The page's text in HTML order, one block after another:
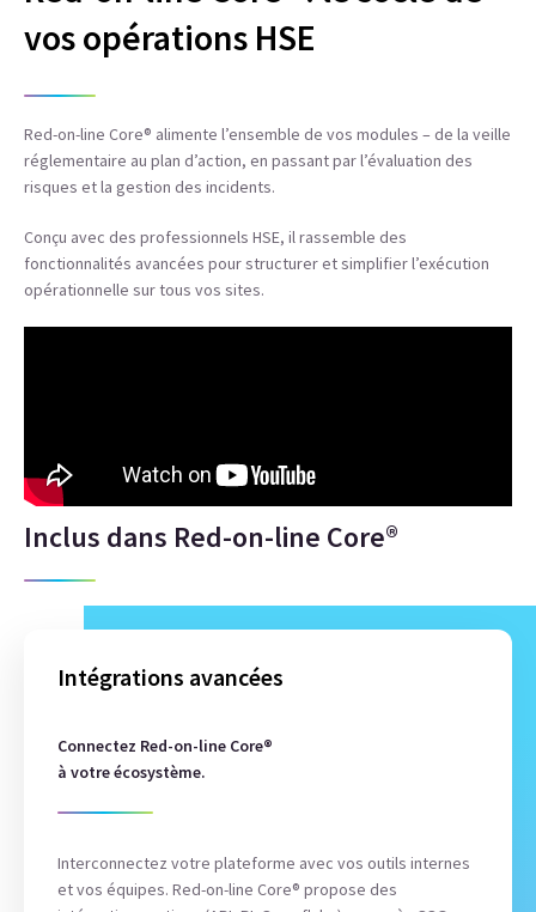
vos opérations HSE
Red-on-line Core® alimente l’ensemble de vos modules – de la veille
réglementaire au plan d’action, en passant par l’évaluation des
risques et la gestion des incidents.
Conçu avec des professionnels HSE, il rassemble des
fonctionnalités avancées pour structurer et simplifier l’exécution
opérationnelle sur tous vos sites.
Inclus dans Red-on-line Core®
Intégrations avancées
Connectez Red-on-line Core®
à votre écosystème.
Interconnectez votre plateforme avec vos outils internes
et vos équipes. Red-on-line Core® propose des